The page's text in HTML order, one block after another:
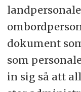
dokument
som
in sig så att